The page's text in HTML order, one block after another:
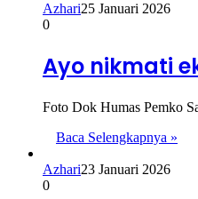
Azhari25 Januari 2026
0
Ayo nikmati
Foto Dok Humas Pemko
Baca Selengkapnya »
Azhari23 Januari 2026
0